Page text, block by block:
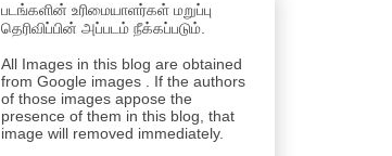
படங்களின் உரிமையாளர்கள் மறுப்பு
தெரிவிப்பின் அப்படம் நீக்கப்படும்.
All Images in this blog are obtained
from Google images . If the authors
of those images appose the
presence of them in this blog, that
image will removed immediately.